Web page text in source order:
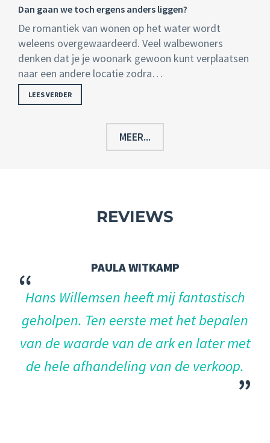
Dan gaan we toch ergens anders liggen?
De romantiek van wonen op het water wordt
weleens overgewaardeerd. Veel walbewoners
denken dat je je woonark gewoon kunt verplaatsen
naar een andere locatie zodra…
LEES VERDER
MEER...
REVIEWS
PAULA WITKAMP
“Hans Willemsen heeft mij fantastisch
geholpen. Ten eerste met het bepalen
van de waarde van de ark en later met
de hele afhandeling van de verkoop.
”